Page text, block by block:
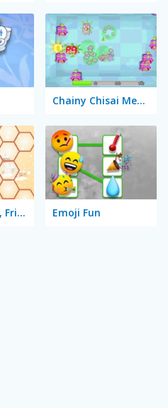
Chainy Chisai Medieval 2
Hold My Hand, Friend Emoji Fun